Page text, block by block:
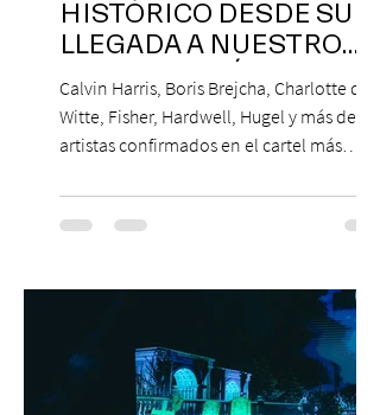
HISTÓRICO DESDE SU
LLEGADA A NUESTRO
NUESTRO PAÍS
Calvin Harris, Boris Brejcha, Charlotte de
Witte, Fisher, Hardwell, Hugel y más de 85
artistas confirmados en el cartel más
Chile. 14 y 15 de noviembre de 2026, Club
Hípico de Santiago. Últimos Weekend
con venta a través de Puntoticket.com
Creamfields Chile, el festival de música
electrónica más importante del país,
revela oficialmente el Lineup de su edición
2026. Calvin Harris, Boris Bre